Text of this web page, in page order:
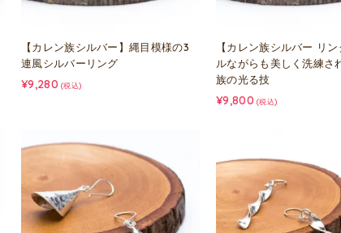
【カレン族シルバー】縄目模様の3
連風シルバーリング
¥9,280 (税込)
【カレン族シルバー リ
ルながらも美しく洗練さ
族の光る技
¥9,800 (税込)